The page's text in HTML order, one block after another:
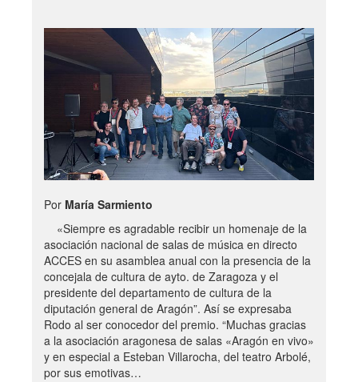
Por María Sarmiento
«Siempre es agradable recibir un homenaje de la
asociación nacional de salas de música en directo
ACCES en su asamblea anual con la presencia de la
concejala de cultura de ayto. de Zaragoza y el
presidente del departamento de cultura de la
diputación general de Aragón”. Así se expresaba
Rodo al ser conocedor del premio. “Muchas gracias
a la asociación aragonesa de salas «Aragón en vivo»
y en especial a Esteban Villarocha, del teatro Arbolé,
por sus emotivas…